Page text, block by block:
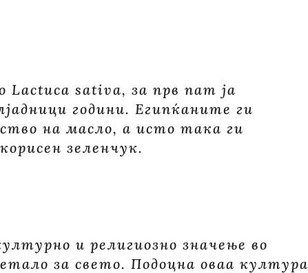
sativa, за прв пат ја
години. Египќаните ги
на масло, а исто така ги
зеленчук.
и религиозно значење во
за свето. Подоцна оваа култура